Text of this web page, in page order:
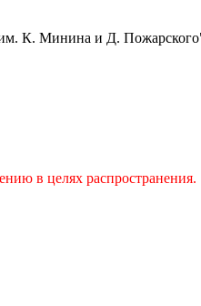
Минина и Д. Пожарского".
в целях распространения.